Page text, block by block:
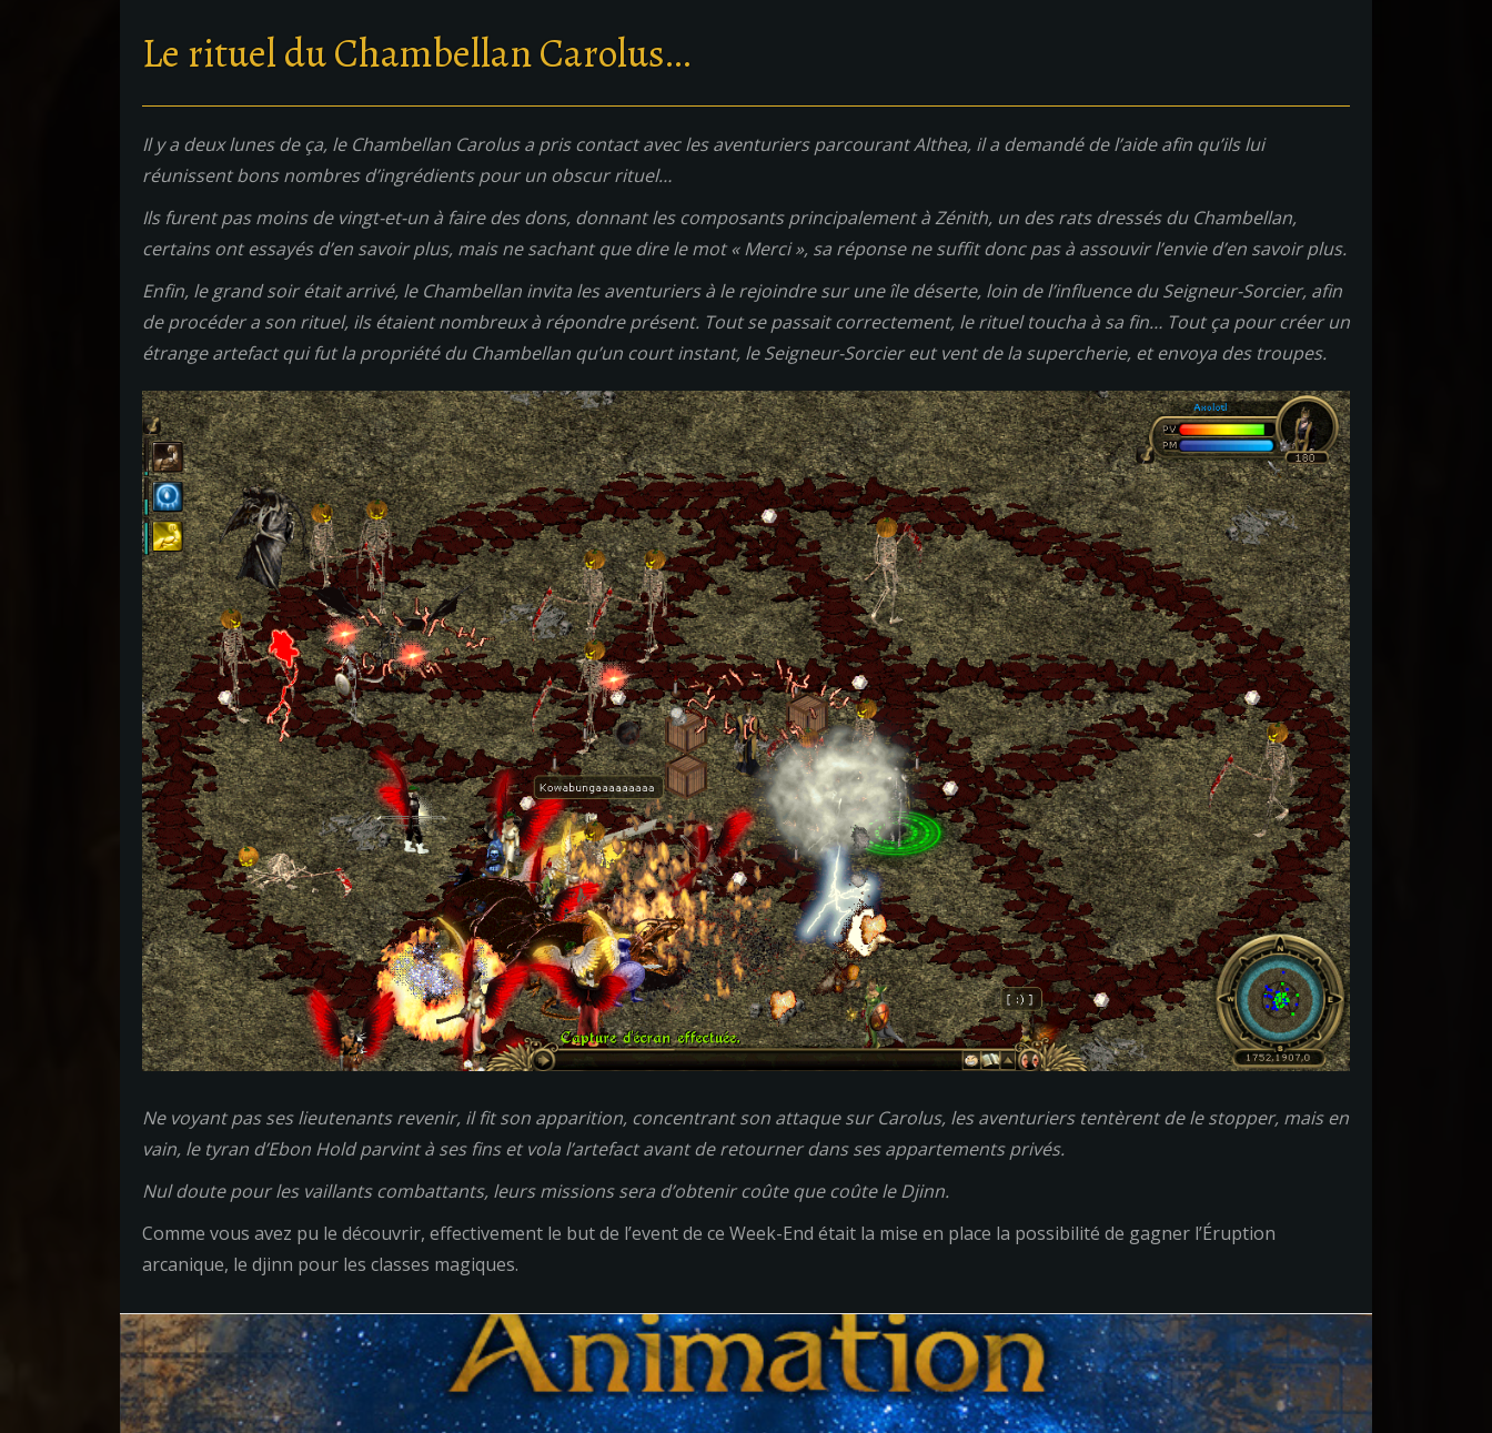
Le rituel du Chambellan Carolus…
Il y a deux lunes de ça, le Chambellan Carolus a pris contact avec les aventuriers parcourant Althea, il a demandé de l’aide afin qu’ils lui
réunissent bons nombres d’ingrédients pour un obscur rituel…
Ils furent pas moins de vingt-et-un à faire des dons, donnant les composants principalement à Zénith, un des rats dressés du Chambellan,
certains ont essayés d’en savoir plus, mais ne sachant que dire le mot « Merci », sa réponse ne suffit donc pas à assouvir l’envie d’en savoir plus.
Enfin, le grand soir était arrivé, le Chambellan invita les aventuriers à le rejoindre sur une île déserte, loin de l’influence du Seigneur-Sorcier, afin
de procéder a son rituel, ils étaient nombreux à répondre présent. Tout se passait correctement, le rituel toucha à sa fin… Tout ça pour créer un
étrange artefact qui fut la propriété du Chambellan qu’un court instant, le Seigneur-Sorcier eut vent de la supercherie, et envoya des troupes.
Ne voyant pas ses lieutenants revenir, il fit son apparition, concentrant son attaque sur Carolus, les aventuriers tentèrent de le stopper, mais en
vain, le tyran d’Ebon Hold parvint à ses fins et vola l’artefact avant de retourner dans ses appartements privés.
Nul doute pour les vaillants combattants, leurs missions sera d’obtenir coûte que coûte le Djinn.
Comme vous avez pu le découvrir, effectivement le but de l’event de ce Week-End était la mise en place la possibilité de gagner l’Éruption
arcanique, le djinn pour les classes magiques.